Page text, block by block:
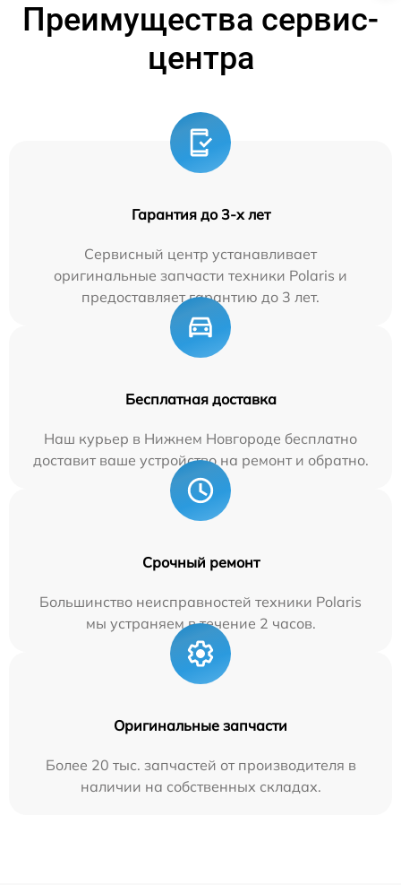
Преимущества сервис-
центра
Гарантия до 3-х лет
Сервисный центр устанавливает
оригинальные запчасти техники Polaris и
предоставляет гарантию до 3 лет.
Бесплатная доставка
Наш курьер в Нижнем Новгороде бесплатно
доставит ваше устройство на ремонт и обратно.
Срочный ремонт
Большинство неисправностей техники Polaris
мы устраняем в течение 2 часов.
Оригинальные запчасти
Более 20 тыс. запчастей от производителя в
наличии на собственных складах.